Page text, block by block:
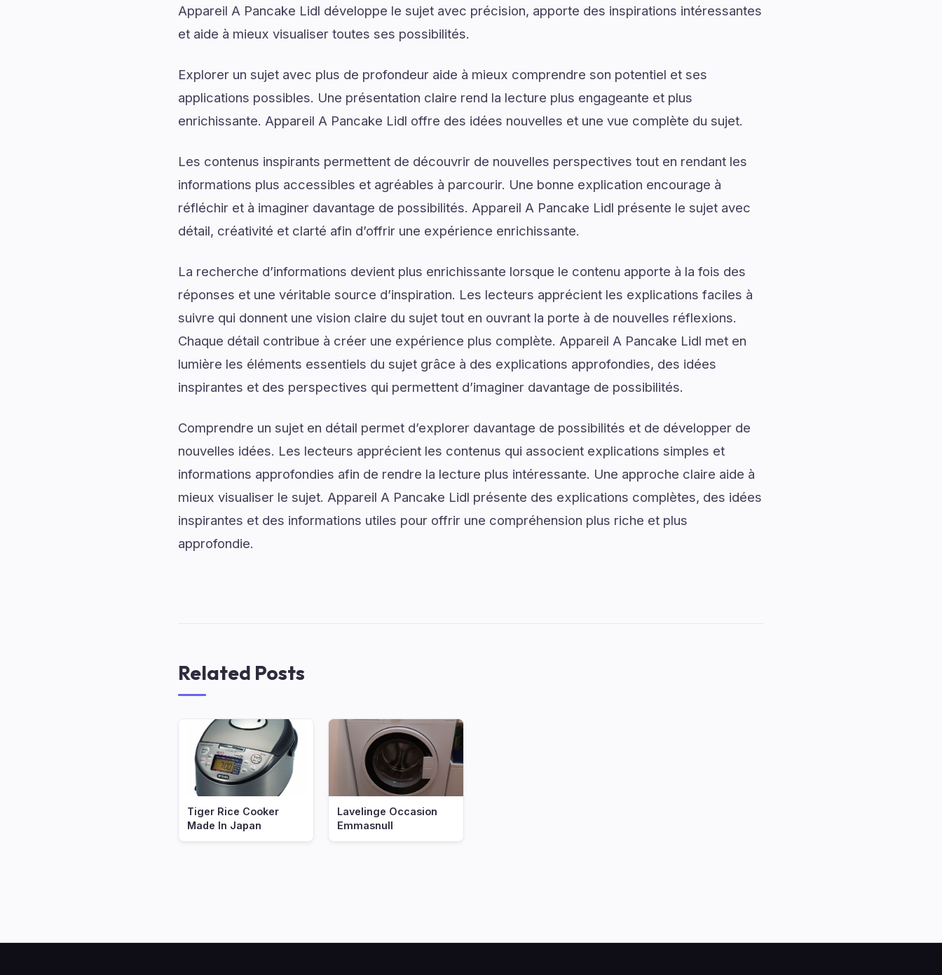
Appareil A Pancake Lidl développe le sujet avec précision, apporte des inspirations intéressantes
et aide à mieux visualiser toutes ses possibilités.
Explorer un sujet avec plus de profondeur aide à mieux comprendre son potentiel et ses
applications possibles. Une présentation claire rend la lecture plus engageante et plus
enrichissante. Appareil A Pancake Lidl offre des idées nouvelles et une vue complète du sujet.
Les contenus inspirants permettent de découvrir de nouvelles perspectives tout en rendant les
informations plus accessibles et agréables à parcourir. Une bonne explication encourage à
réfléchir et à imaginer davantage de possibilités. Appareil A Pancake Lidl présente le sujet avec
détail, créativité et clarté afin d’offrir une expérience enrichissante.
La recherche d’informations devient plus enrichissante lorsque le contenu apporte à la fois des
réponses et une véritable source d’inspiration. Les lecteurs apprécient les explications faciles à
suivre qui donnent une vision claire du sujet tout en ouvrant la porte à de nouvelles réflexions.
Chaque détail contribue à créer une expérience plus complète. Appareil A Pancake Lidl met en
lumière les éléments essentiels du sujet grâce à des explications approfondies, des idées
inspirantes et des perspectives qui permettent d’imaginer davantage de possibilités.
Comprendre un sujet en détail permet d’explorer davantage de possibilités et de développer de
nouvelles idées. Les lecteurs apprécient les contenus qui associent explications simples et
informations approfondies afin de rendre la lecture plus intéressante. Une approche claire aide à
mieux visualiser le sujet. Appareil A Pancake Lidl présente des explications complètes, des idées
inspirantes et des informations utiles pour offrir une compréhension plus riche et plus
approfondie.
Related Posts
Tiger Rice Cooker
Made In Japan
Lavelinge Occasion
Emmasnull